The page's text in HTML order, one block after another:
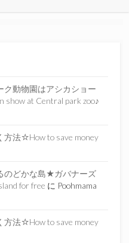
ク動物園はアシカショー
show at Central park zoo♪
方法☆How to save money
のどかな島★ガバナーズ
for free に Poohmama
方法☆How to save money